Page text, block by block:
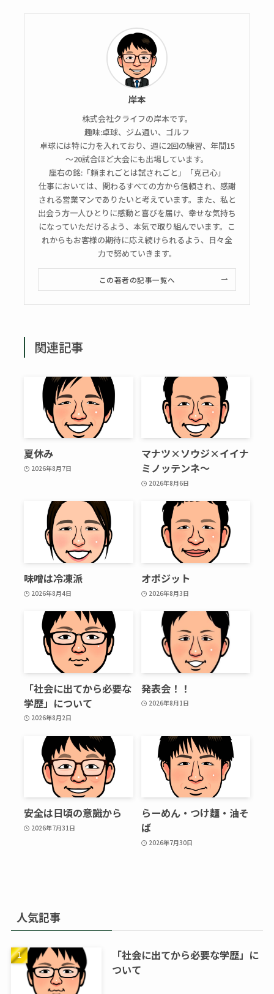
岸本
株式会社クライフの岸本です。
趣味:卓球、ジム通い、ゴルフ
卓球には特に力を入れており、週に2回の練習、年間15
～20試合ほど大会にも出場しています。
座右の銘:「頼まれごとは試されごと」「克己心」
仕事においては、関わるすべての方から信頼され、感謝
される営業マンでありたいと考えています。また、私と
出会う方一人ひとりに感動と喜びを届け、幸せな気持ち
になっていただけるよう、本気で取り組んでいます。こ
れからもお客様の期待に応え続けられるよう、日々全
力で努めていきます。
この著者の記事一覧へ
関連記事
夏休み
2026年8月7日
マナツ×ソウジ×イイナ
ミノッテンネ～
2026年8月6日
味噌は冷凍派
2026年8月4日
オポジット
2026年8月3日
「社会に出てから必要な
学歴」について
2026年8月2日
発表会！！
2026年8月1日
安全は日頃の意識から
2026年7月31日
らーめん・つけ麵・油そ
ば
2026年7月30日
人気記事
「社会に出てから必要な学歴」に
ついて